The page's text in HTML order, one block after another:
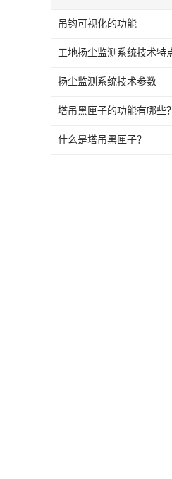
吊钩可视化的功能
扬尘监测系统技术参数
塔吊黑匣子的功能有哪些？
什么是塔吊黑匣子？